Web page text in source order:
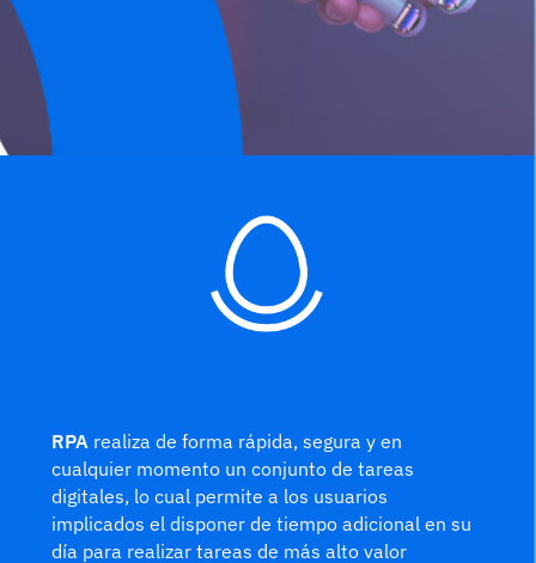
RPA realiza de forma rápida, segura y en
cualquier momento un conjunto de tareas
digitales, lo cual permite a los usuarios
implicados el disponer de tiempo adicional en su
día para realizar tareas de más alto valor